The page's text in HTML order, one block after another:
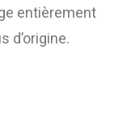
entièrement
d’origine.